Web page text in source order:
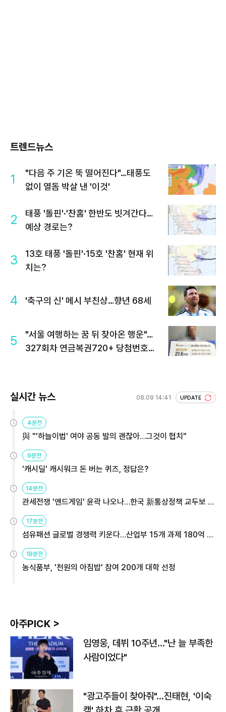
트렌드뉴스
1
"다음 주 기온 뚝 떨어진다"…태풍도
없이 열돔 박살 낸 '이것'
2
태풍 '돌핀'·'찬홈' 한반도 빗겨간다…
예상 경로는?
3
13호 태풍 '돌핀'·15호 '찬홈' 현재 위
치는?
4 '축구의 신' 메시 부친상…향년 68세
5
"서울 여행하는 꿈 뒤 찾아온 행운"…
327회차 연금복권720+ 당첨번호조
실시간 뉴스 08.09 14:41 UPDATE
4분전
與 "'하늘이법' 여야 공동 발의 괜찮아…그것이 협치"
9분전
'캐시딜' 캐시워크 돈 버는 퀴즈, 정답은?
14분전
관세전쟁 '엔드게임' 윤곽 나오나…한국 新통상정책 교두보 활
17분전
섬유패션 글로벌 경쟁력 키운다…산업부 15개 과제 180억 지
18분전
농식품부, '천원의 아침밥' 참여 200개 대학 선정
아주PICK >
임영웅, 데뷔 10주년…"난 늘 부족한
사람이었다"
"광고주들이 찾아줘"…진태현, '이숙